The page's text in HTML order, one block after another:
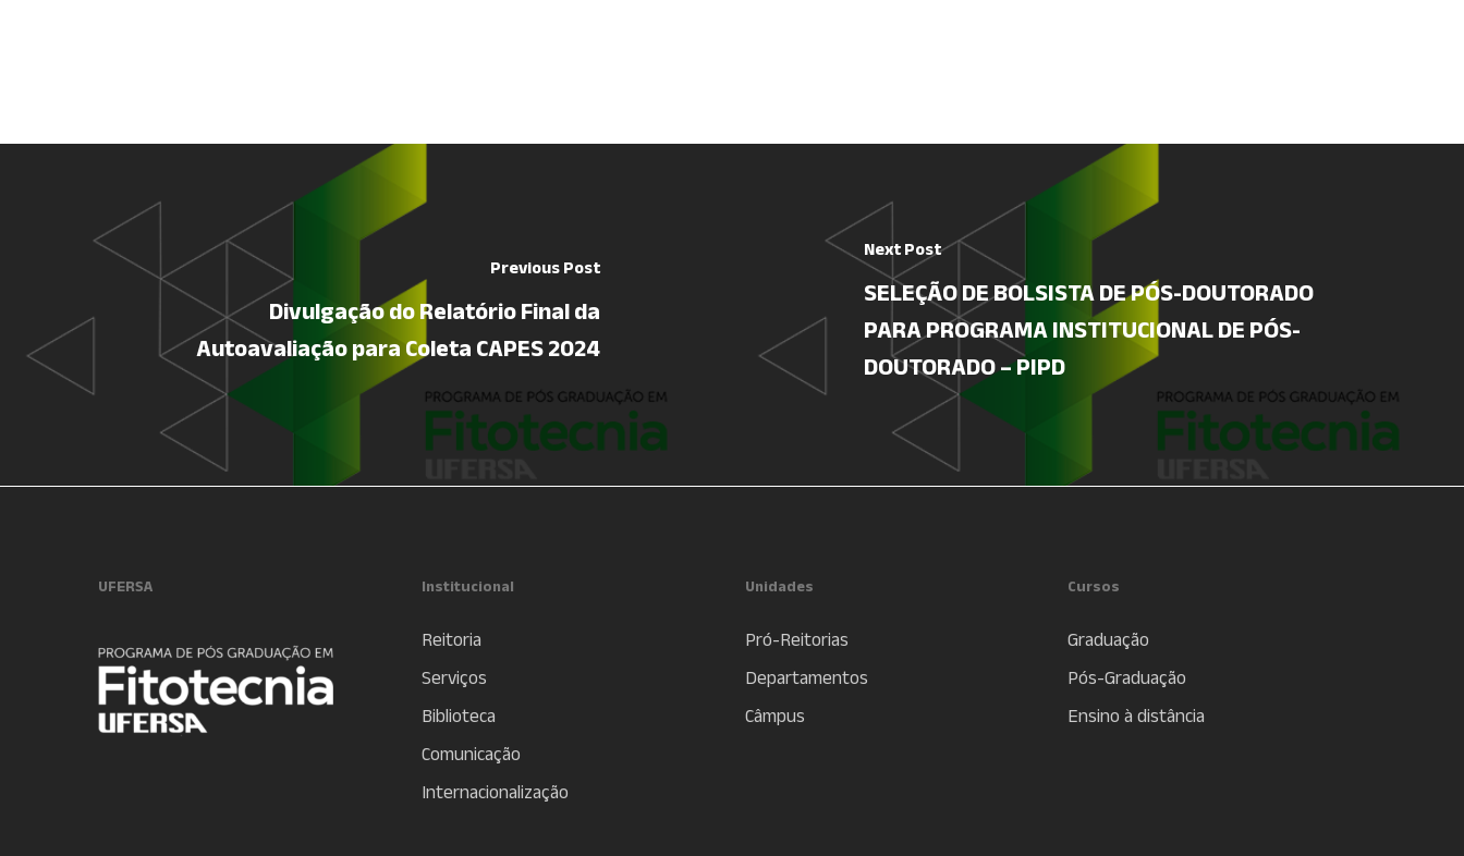
Previous Post
Divulgação do Relatório Final da
Autoavaliação para Coleta CAPES 2024
Next Post
SELEÇÃO DE BOLSISTA DE PÓS-DOUTORADO
PARA PROGRAMA INSTITUCIONAL DE PÓS-
DOUTORADO – PIPD
UFERSA Institucional
Reitoria
Serviços
Biblioteca
Comunicação
Internacionalização
Unidades
Pró-Reitorias
Departamentos
Câmpus
Cursos
Graduação
Pós-Graduação
Ensino à distância